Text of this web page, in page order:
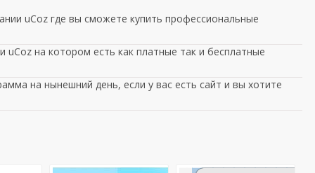
uCoz где вы сможете купить профессиональные
на котором есть как платные так и бесплатные
на нынешний день, если у вас есть сайт и вы хотите